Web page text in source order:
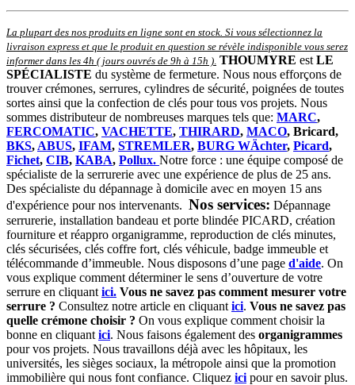
La plupart des nos produits en ligne sont en stock. Si vous sélectionnez la
livraison express et que le produit en question se révèle indisponible vous serez
informer dans les 4h ( jours ouvrés de 9h à 15h ) THOUMYRE est LE
SPÉCIALISTE du système de fermeture. Nous nous efforçons de
trouver crémones, serrures, cylindres de sécurité, poignées de toutes
sortes ainsi que la confection de clés pour tous vos projets. Nous
sommes distributeur de nombreuses marques tels que: MARC,
FERCOMATIC, VACHETTE, THIRARD, MACO, Bricard,
BKS, ABUS, IFAM, STREMLER, BURG WÄchter, Picard,
Fichet, CIB, KABA, Pollux. Notre force : une équipe composé de
spécialiste de la serrurerie avec une expérience de plus de 25 ans.
Des spécialiste du dépannage à domicile avec en moyen 15 ans
d'expérience pour nos intervenants. Nos services: Dépannage
serrurerie, installation bandeau et porte blindée PICARD, création
fourniture et réappro organigramme, reproduction de clés minutes,
clés sécurisées, clés coffre fort, clés véhicule, badge immeuble et
télécommande d’immeuble. Nous disposons d’une page d'aide. On
vous explique comment déterminer le sens d’ouverture de votre
serrure en cliquant ici. Vous ne savez pas comment mesurer votre
serrure ? Consultez notre article en cliquant ici. Vous ne savez pas
quelle crémone choisir ? On vous explique comment choisir la
bonne en cliquant ici. Nous faisons également des organigrammes
pour vos projets. Nous travaillons déjà avec les hôpitaux, les
universités, les sièges sociaux, la métropole ainsi que la promotion
immobilière qui nous font confiance. Cliquez ici pour en savoir plus.